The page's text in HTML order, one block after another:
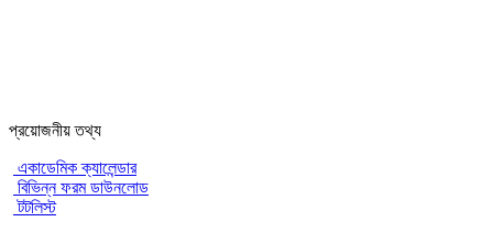
প্রয়োজনীয় তথ্য
একাডেমিক ক্যালেন্ডার
বিভিন্ন ফরম ডাউনলোড
টটলিস্ট